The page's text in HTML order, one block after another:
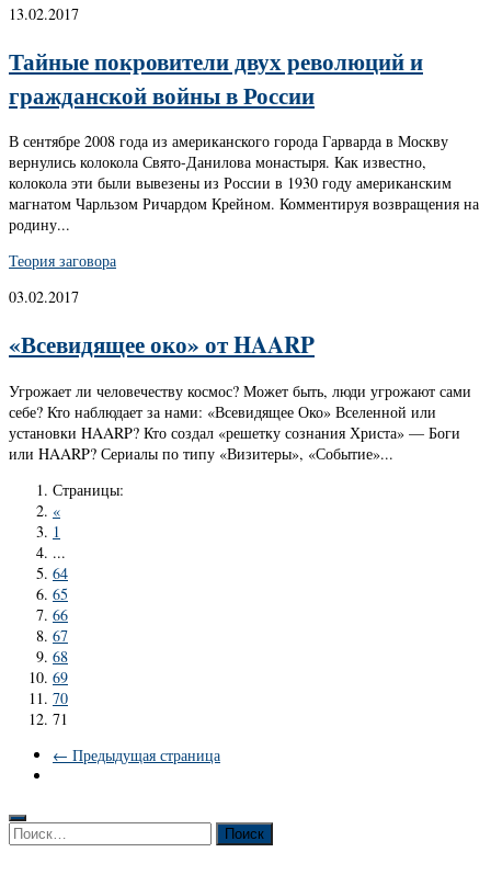
13.02.2017
Тайные покровители двух революций и
гражданской войны в России
В сентябре 2008 года из американского города Гарварда в Москву
вернулись колокола Свято-Данилова монастыря. Как известно,
колокола эти были вывезены из России в 1930 году американским
магнатом Чарльзом Ричардом Крейном. Комментируя возвращения на
родину...
Теория заговора
03.02.2017
«Всевидящее око» от HAARP
Угрожает ли человечеству космос? Может быть, люди угрожают сами
себе? Кто наблюдает за нами: «Всевидящее Око» Вселенной или
установки HAARP? Кто создал «решетку сознания Христа» — Боги
или HAARP? Сериалы по типу «Визитеры», «Событие»...
Страницы:
«
1
...
64
65
66
67
68
69
70
71
← Предыдущая страница
Найти: